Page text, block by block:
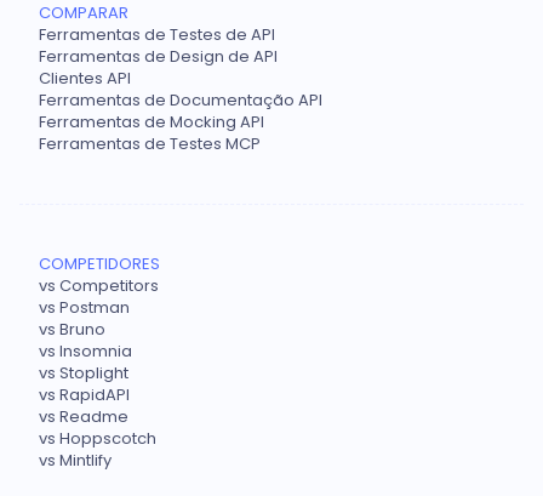
COMPARAR
Ferramentas de Testes de API
Ferramentas de Design de API
Clientes API
Ferramentas de Documentação API
Ferramentas de Mocking API
Ferramentas de Testes MCP
COMPETIDORES
vs Competitors
vs Postman
vs Bruno
vs Insomnia
vs Stoplight
vs RapidAPI
vs Readme
vs Hoppscotch
vs Mintlify